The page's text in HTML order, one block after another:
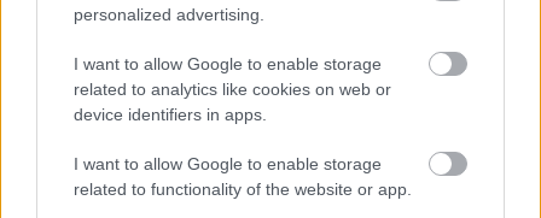
personalized advertising.
I want to allow Google to enable storage
related to analytics like cookies on web or
device identifiers in apps.
I want to allow Google to enable storage
related to functionality of the website or app.